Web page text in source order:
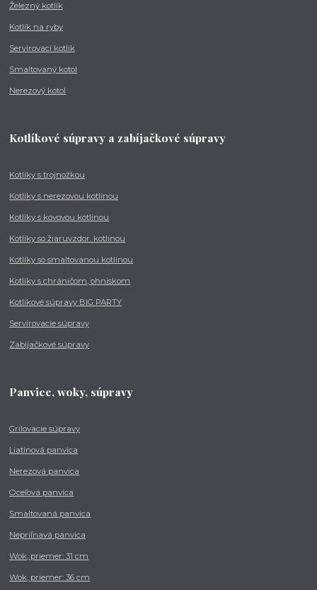
Železný kotlík
Kotlík na ryby
Servírovací kotlík
Smaltovaný kotol
Nerezový kotol
Kotlíkové súpravy a zabíjačkové súpravy
Kotlíky s trojnožkou
Kotlíky s nerezovou kotlinou
Kotlíky s kovovou kotlinou
Kotlíky so žiaruvzdor. kotlinou
Kotlíky so smaltovanou kotlinou
Kotlíky s chráničom, ohniskom
Kotlíkové súpravy BIG PARTY
Servírovacie súpravy
Zabíjačkové súpravy
Panvice, woky, súpravy
Grilovacie súpravy
Liatinová panvica
Nerezová panvica
Oceľová panvica
Smaltovaná panvica
Nepriľnavá panvica
Wok, priemer: 31 cm
Wok, priemer: 36 cm